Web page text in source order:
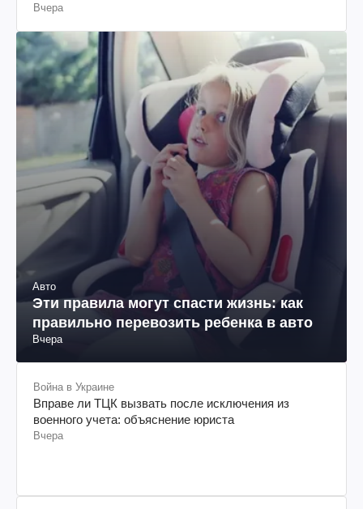
Вчера
Авто
Эти правила могут спасти жизнь: как
правильно перевозить ребенка в авто
Вчера
Война в Украине
Вправе ли ТЦК вызвать после исключения из
военного учета: объяснение юриста
Вчера